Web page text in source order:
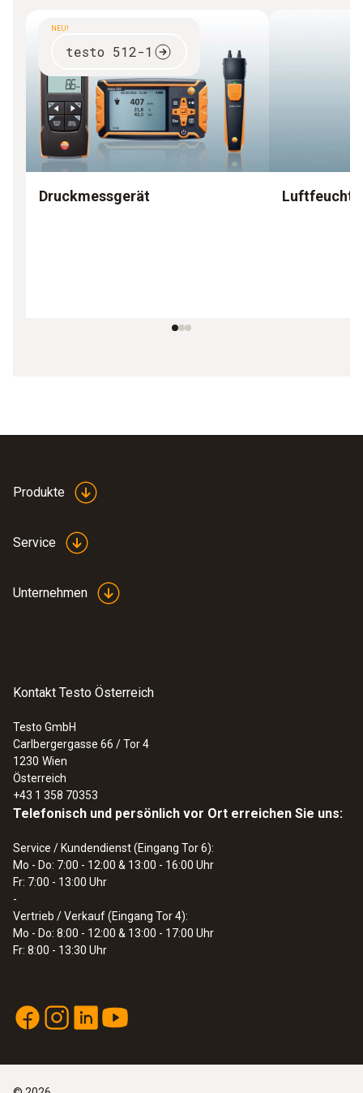
NEU!
testo 512-1
Druckmessgerät
Produkte
Service
Unternehmen
Kontakt Testo Österreich
Testo GmbH
Carlbergergasse 66 / Tor 4
1230 Wien
Österreich
+43 1 358 70353
Telefonisch und persönlich vor Ort erreichen Sie uns:
Service / Kundendienst (Eingang Tor 6):
Mo - Do: 7:00 - 12:00 & 13:00 - 16:00 Uhr
Fr: 7:00 - 13:00 Uhr
-
Vertrieb / Verkauf (Eingang Tor 4):
Mo - Do: 8:00 - 12:00 & 13:00 - 17:00 Uhr
Fr: 8:00 - 13:30 Uhr